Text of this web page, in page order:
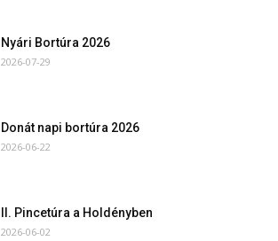
Nyári Bortúra 2026
2026-07-29
Donát napi bortúra 2026
2026-06-22
II. Pincetúra a Holdényben
2026-06-02